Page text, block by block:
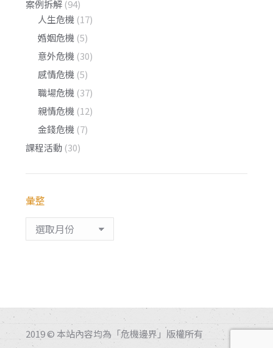
案例拆解 (94)
人生危機 (17)
婚姻危機 (5)
意外危機 (30)
感情危機 (5)
職場危機 (37)
親情危機 (12)
金錢危機 (7)
課程活動 (30)
彙整
整
2019 © 本站內容均為「危機邊界」版權所有